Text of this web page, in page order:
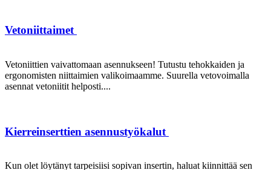
Vetoniittaimet
Vetoniittien vaivattomaan asennukseen! Tutustu tehokkaiden ja
ergonomisten niittaimien valikoimaamme. Suurella vetovoimalla
asennat vetoniitit helposti....
Kierreinserttien asennustyökalut
Kun olet löytänyt tarpeisiisi sopivan insertin, haluat kiinnittää sen